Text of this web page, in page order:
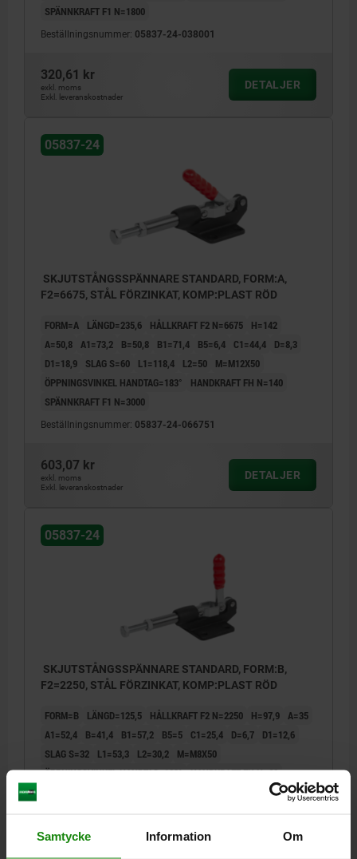
Samtycke Information Om
SPÄNNKRAFT F1 N=1800
Beställningsnummer: 05837-24-038001
320,61 kr
exkl. moms
Exkl. leveranskostnader
DETALJER
05837-24
SKJUTSTÅNGSSPÄNNARE STANDARD, FORM:A,
F2=6675, STÅL FÖRZINKAT, KOMP:PLAST RÖD
FORM=A LÄNGD=235,6 HÅLLKRAFT F2 N=6675
H=142
A=50,8 A1=73,2 B=50,8 B1=71,4 B5=6,4 C1=44,4
D=8,3
D1=18,9
SLAG S=60 L1=118,4 L2=50
M=M12X50
ÖPPNINGSVINKEL HANDTAG=183°
HANDKRAFT FH N=140
SPÄNNKRAFT F1 N=3000
Beställningsnummer: 05837-24-066751
603,07 kr
exkl. moms
Exkl. leveranskostnader
DETALJER
05837-24
SKJUTSTÅNGSSPÄNNARE STANDARD, FORM:B,
F2=2250, STÅL FÖRZINKAT, KOMP:PLAST RÖD
FORM=B LÄNGD=125,5 HÅLLKRAFT F2 N=2250 H=97,9 A=35
A1=52,4
B=41,4 B1=57,2 B5=5 C1=25,4 D=6,7
D1=12,6
SLAG S=32
L1=53,3 L2=30,2
M=M8X50
ÖPPNINGSVINKEL HANDTAG=183° HANDKRAFT FH N=60
228,73 kr